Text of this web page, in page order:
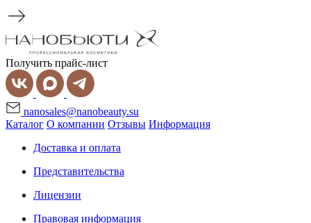
Получить прайс-лист
nanosales@nanobeauty.su
Каталог О компании Отзывы Информация
Доставка и оплата
Представительства
Лицензии
Правовая информация